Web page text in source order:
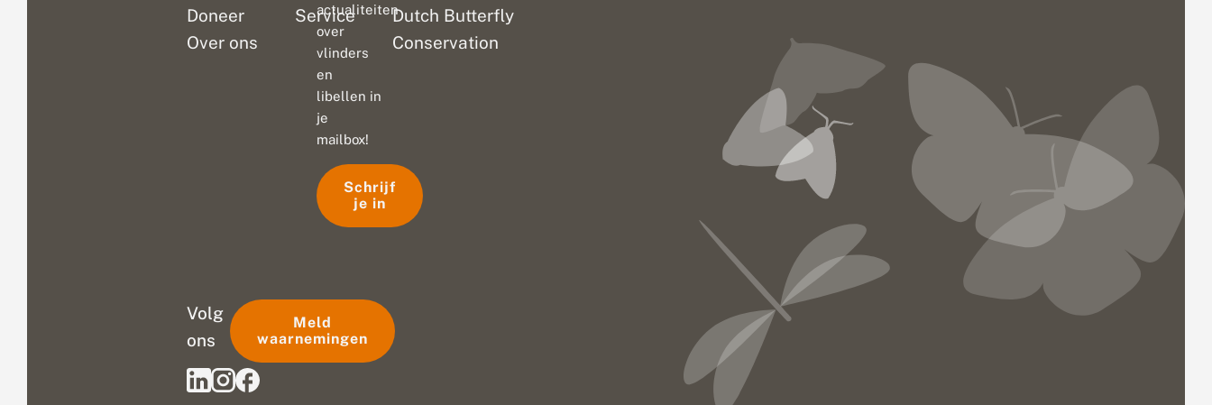
Doneer
Over ons
Service
Dutch Butterfly
Conservation
actualiteiten
over
vlinders
en
libellen in
je
mailbox!
Schrijf
je in
Volg
ons
Meld
waarnemingen